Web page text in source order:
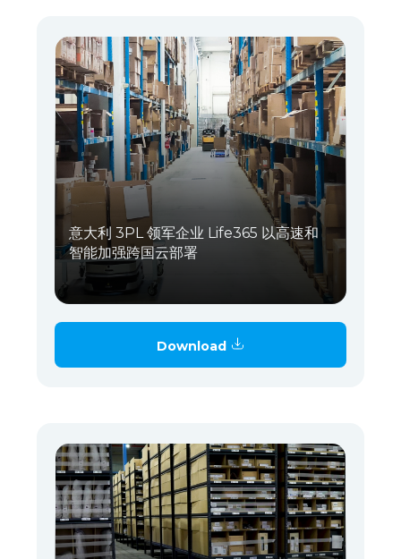
意大利 3PL 领军企业 Life365 以高速和
智能加强跨国云部署
Download